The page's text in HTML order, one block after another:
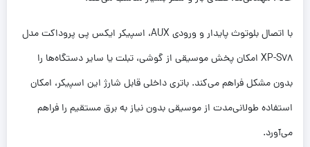
با اتصال بلوتوث پایدار و ورودی AUX، اسپیکر ایکس پی پروداکت مدل
XP-S78 امکان پخش موسیقی از گوشی، تبلت یا سایر دستگاه‌ها را
بدون مشکل فراهم می‌کند. باتری داخلی قابل شارژ این اسپیکر، امکان
استفاده طولانی‌مدت از موسیقی بدون نیاز به برق مستقیم را فراهم
می‌آورد.